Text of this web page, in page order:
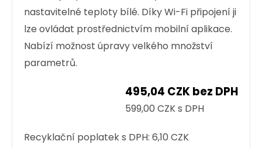
nastavitelné teploty bílé. Díky Wi-Fi připojení ji
lze ovládat prostřednictvím mobilní aplikace.
Nabízí možnost úpravy velkého množství
parametrů.
495,04 CZK bez DPH
599,00 CZK s DPH
Recyklační poplatek s DPH: 6,10 CZK